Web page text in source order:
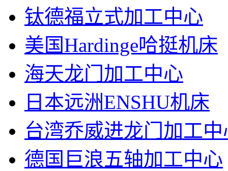
钛德福立式加工中心
美国Hardinge哈挺机床
海天龙门加工中心
日本远洲ENSHU机床
台湾乔威进龙门加工中
德国巨浪五轴加工中心